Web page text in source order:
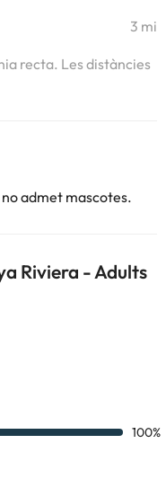
3 mi
recta. Les distàncies
admet mascotes.
Riviera - Adults